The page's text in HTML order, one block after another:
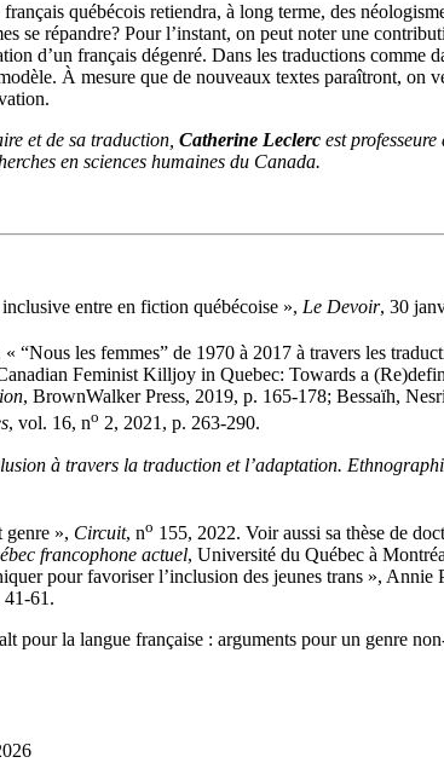
québécois retiendra, à long terme, des
se répandre? Pour l’instant, on peut noter une
d’un français dégenré. Dans les traductions comme
À mesure que de nouveaux textes paraîtront,
et de sa traduction, Catherine Leclerc est
en sciences humaines du Canada.
entre en fiction québécoise », Le Devoir, 30
“Nous les femmes” de 1970 à 2017 à travers les
Feminist Killjoy in Quebec: Towards a
, BrownWalker Press, 2019, p. 165-178; Bessaïh,
, vol. 16, no 2, 2021, p. 263-290.
à travers la traduction et l’adaptation.
genre », Circuit, no 155, 2022. Voir aussi sa thèse de
francophone actuel, Université du Québec à
pour favoriser l’inclusion des jeunes trans », Annie
41-61.
pour la langue française : arguments pour un genre